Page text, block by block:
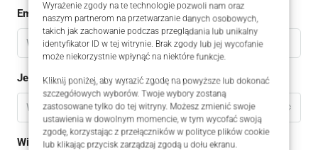
Wyrażenie zgody na te technologie pozwoli nam oraz
naszym partnerom na przetwarzanie danych osobowych,
takich jak zachowanie podczas przeglądania lub unikalny
identyfikator ID w tej witrynie. Brak zgody lub jej wycofanie
może niekorzystnie wpłynąć na niektóre funkcje.
Kliknij poniżej, aby wyrazić zgodę na powyższe lub dokonać
szczegółowych wyborów. Twoje wybory zostaną
zastosowane tylko do tej witryny. Możesz zmienić swoje
ustawienia w dowolnym momencie, w tym wycofać swoją
zgodę, korzystając z przełączników w polityce plików cookie
lub klikając przycisk zarządzaj zgodą u dołu ekranu.
Email
Jestem
Wybierz
Wiadomomść